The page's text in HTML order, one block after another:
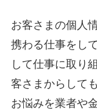
お客さまの個人
携わる仕事をし
して仕事に取り
客さまからして
お悩みを業者や